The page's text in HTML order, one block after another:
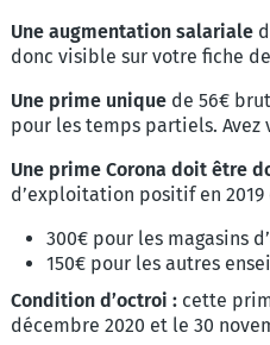
Une augmentation salariale
donc visible sur votre fiche
Une prime unique de 56€
pour les temps partiels. Avez
Une prime Corona doit être
d’exploitation positif en 2019
300€ pour les magasins
150€ pour les autres
Condition d’octroi : cette
décembre 2020 et le 30